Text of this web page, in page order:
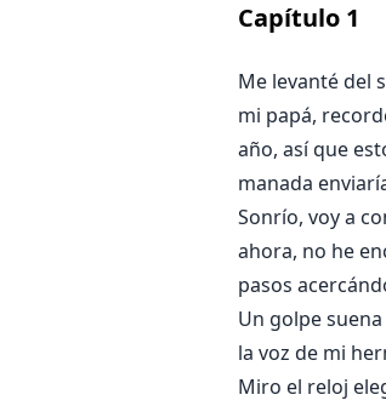
Graciella y
¿Se quedará
Capítulo 1
Me levanté del
mi papá,
año, así que
manada
Sonrío, voy a
ahora, no he
pasos
Un golpe
la voz de mi
Miro el reloj